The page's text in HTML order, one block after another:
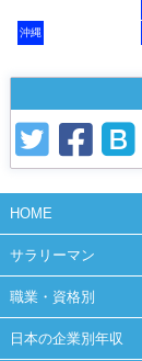
沖縄
HOME
サラリーマン
職業・資格別
日本の企業別年収